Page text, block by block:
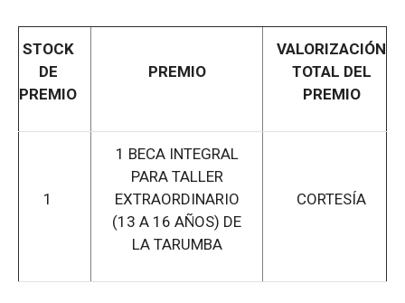
STOCK
DE
PREMIO
PREMIO
VALORIZACIÓN
TOTAL DEL
PREMIO
1
1 BECA INTEGRAL
PARA TALLER
EXTRAORDINARIO
(13 A 16 AÑOS) DE
LA TARUMBA
CORTESÍA